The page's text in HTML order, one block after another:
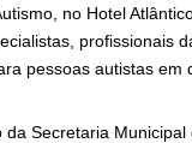
no Hotel
profissionais
pessoas autistas em
Secretaria